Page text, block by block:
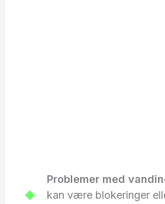
Problemer med
kan være blokeringer